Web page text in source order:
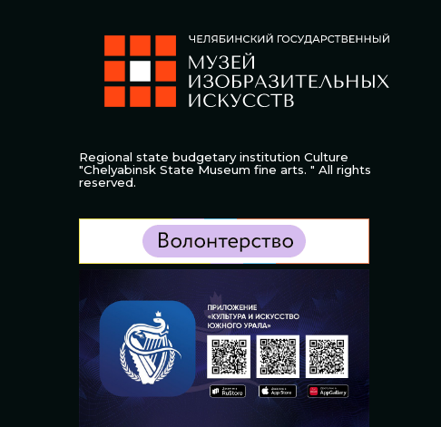
Regional state budgetary institution Culture
"Chelyabinsk State Museum fine arts. " All rights
reserved.